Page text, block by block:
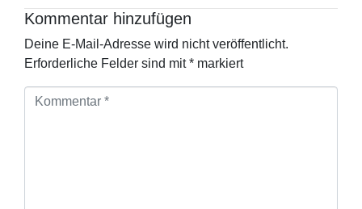
Kommentar hinzufügen
Deine E-Mail-Adresse wird nicht veröffentlicht.
Erforderliche Felder sind mit* markiert